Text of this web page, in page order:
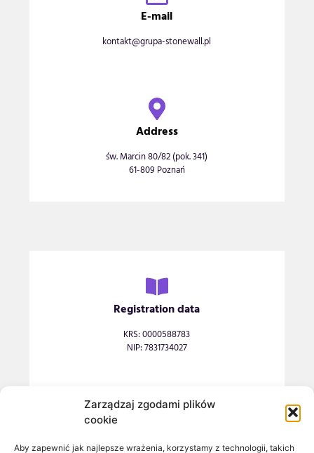
Zarządzaj zgodami plików
cookie
Aby zapewnić jak najlepsze wrażenia, korzystamy z technologii, takich
E-mail
kontakt@grupa-stonewall.pl
Address
św. Marcin 80/82 (pok. 341)
61-809 Poznań
Registration data
KRS: 0000588783
NIP: 7831734027